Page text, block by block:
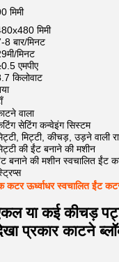
मिमी
मिमी
8 बार/मिनट
मिनट
एमपीए
किलोवाट
वाला
सेटिंग कन्वेइंग सिस्टम
मिट्टी, कीचड़, उड़ने वाली
की ईंट बनाने की मशीन
बनाने की मशीन स्वचालित ईंट
कटर ऊर्ध्वाधर स्वचालित ईंट
या कई कीचड़
प्रकार काटने